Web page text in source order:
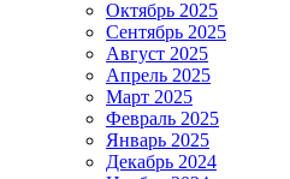
Октябрь 2025
Сентябрь 2025
Август 2025
Апрель 2025
Март 2025
Февраль 2025
Январь 2025
Декабрь 2024